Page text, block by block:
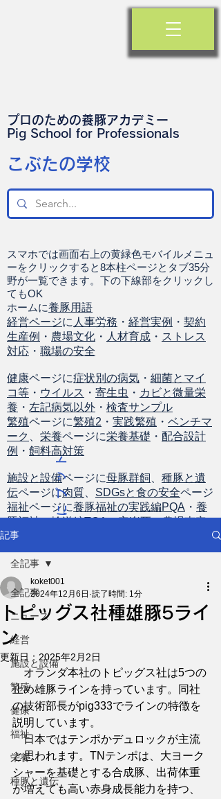
プロのための養豚アカデミー
​Pig School for Professionals
​こぶたの学校
スマホでは画面右上の黄緑色モバイルメニュ
ーをクリックすると8本柱ページとタブ35分
野が一覧できます。下の下線部をクリックし
てもOK
ホームに養豚用語
経営ページに 人事労務 ・ 経営実例 ・ 契約
生産例 ・ 農場文化 ・ 人材育成 ・ ストレス
対応 ・ 職場の安全
健康ページに症状別の病気 ・ 細菌とマイ
コ等 ・ ウイルス ・ 寄生虫 ・ カビと微量栄
養 ・ 左記病気以外 ・ 検査サンプル
繁殖ページに繁殖2 ・ 実践繁殖 ・ ベンチマ
ーク
栄養ページに栄養基礎 ・ 配合設計
例 ・ 飼料高対策
施設と設備ページに母豚群飼
種豚と遺
伝ページに肉質 SDGsと食の安全ページ
福祉ページに養豚福祉の実践編PQA ・ 養
豚福祉の輸送編TQA・安楽死・農場査定
ト
ッ
プ
に
記事
全記事
ニュース
経営
施設と設備
繁殖
健康
福祉
栄養
種豚と遺伝
全記事
トピッグス社種雄豚5ライ
ン
koket001
2024年12月6日 読了時間: 1分
更新日： 2025年2月2日
オランダ本社のトピッグス社は5つの
止め雄豚ラインを持っています。同社
の技術部長がpig333でラインの特徴を
説明しています。
日本ではテンポかデュロックが主流
と思われます。TNテンポは、大ヨーク
シャーを基礎とする合成豚、出荷体重
が増えても高い赤身成長能力を持つ、